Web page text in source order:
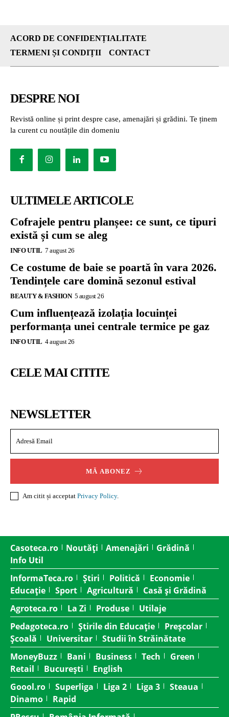
ACORD DE CONFIDENȚIALITATE
TERMENI ȘI CONDIȚII
CONTACT
DESPRE NOI
Revistă online și print despre case, amenajări și grădini. Te ținem
la curent cu noutățile din domeniu
ULTIMELE ARTICOLE
Cofrajele pentru planșee: ce sunt, ce tipuri
există și cum se aleg
INFO UTIL 7 august 26
Ce costume de baie se poartă în vara 2026.
Tendințele care domină sezonul estival
BEAUTY & FASHION 5 august 26
Cum influențează izolația locuinței
performanța unei centrale termice pe gaz
INFO UTIL 4 august 26
CELE MAI CITITE
NEWSLETTER
MĂ ABONEZ
Am citit și acceptat Privacy Policy.
Casoteca.ro Noutăți Amenajări
Grădină
Info Util
InformaTeca.ro
Știri Politică
Economie
Educație
Sport Agricultură
Casă și Grădină
Agroteca.ro
La Zi Produse
Utilaje
Pedagoteca.ro
Știrile din Educație
Preșcolar
Școală
Universitar
Studii în Străinătate
MoneyBuzz
Bani Business Tech
Green
Retail
București
English
Goool.ro
Superliga Liga 2 Liga 3
Steaua
Dinamo
Rapid